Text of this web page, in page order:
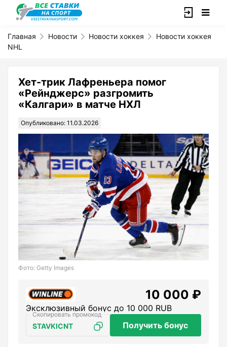
Главная Новости Новости хоккея
Новости хоккея
NHL
Хет-трик Лафреньера помог
«Рейнджерс» разгромить
«Калгари» в матче НХЛ
Опубликовано: 11.03.2026
Фото: Getty Images
10 000 ₽
Эксклюзивный бонус до 10 000 RUB
STAVKICNT Получить бонус